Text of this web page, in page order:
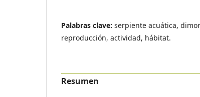
Palabras clave: serpiente acuática,
reproducción, actividad, hábitat.
Resumen